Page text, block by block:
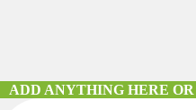
ADD ANYTHING HERE